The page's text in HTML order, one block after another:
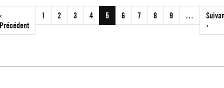
Pagination
Page
précédente
1 2 3 4 5 6 7 8 9 …
›Page